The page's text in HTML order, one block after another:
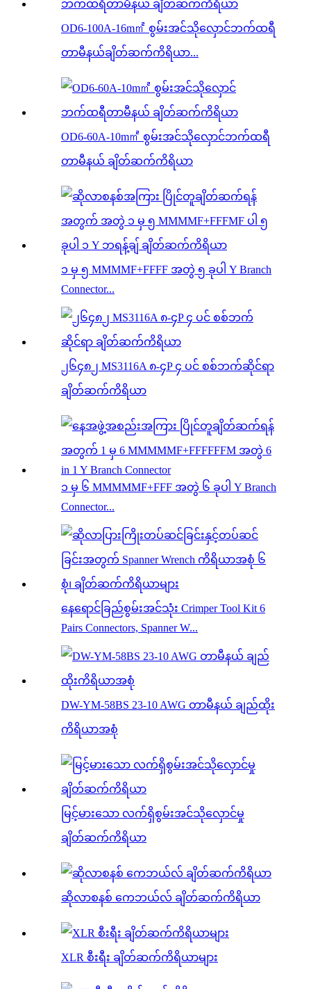
OD6-100A-16m㎡ စွမ်းအင်သိုလှောင်ဘက်ထရီ
တာမီနယ်ချိတ်ဆက်ကိရိယာ...
OD6-60A-10m㎡ စွမ်းအင်သိုလှောင်ဘက်ထရီ
တာမီနယ် ချိတ်ဆက်ကိရိယာ
၁ မှ ၅ MMMMF+FFFF အတွဲ ၅ ခုပါ Y Branch
Connector...
၂၆၄၈၂ MS3116A ၈-၄P ၄ ပင် စစ်ဘက်ဆိုင်ရာ
ချိတ်ဆက်ကိရိယာ
၁ မှ ၆ MMMMMF+FFF အတွဲ ၆ ခုပါ Y Branch
Connector...
နေရောင်ခြည်စွမ်းအင်သုံး Crimper Tool Kit 6
Pairs Connectors, Spanner W...
DW-YM-58BS 23-10 AWG တာမီနယ် ချည်ထိုး
ကိရိယာအစုံ
မြင့်မားသော လက်ရှိစွမ်းအင်သိုလှောင်မှု
ချိတ်ဆက်ကိရိယာ
ဆိုလာစနစ် ကေဘယ်လ် ချိတ်ဆက်ကိရိယာ
XLR စီးရီး ချိတ်ဆက်ကိရိယာများ